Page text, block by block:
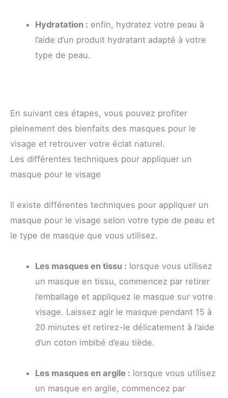
Hydratation : enfin, hydratez votre peau à
l’aide d’un produit hydratant adapté à votre
type de peau.
En suivant ces étapes, vous pouvez profiter
pleinement des bienfaits des masques pour le
visage et retrouver votre éclat naturel.
Les différentes techniques pour appliquer un
masque pour le visage
Il existe différentes techniques pour appliquer un
masque pour le visage selon votre type de peau et
le type de masque que vous utilisez.
Les masques en tissu : lorsque vous utilisez
un masque en tissu, commencez par retirer
l’emballage et appliquez le masque sur votre
visage. Laissez agir le masque pendant 15 à
20 minutes et retirez-le délicatement à l’aide
d’un coton imbibé d’eau tiède.
Les masques en argile : lorsque vous utilisez
un masque en argile, commencez par